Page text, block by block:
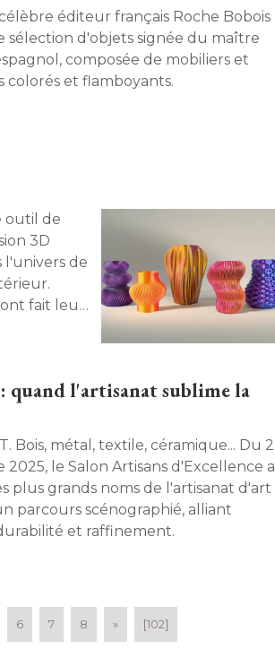
sélection d'objets signée du maître
composée de mobiliers et
colorés et flamboyants.
3D
de
fait leur
quand l'artisanat sublime la
2
2025, le Salon Artisans d'Excellence a
plus grands noms de l'artisanat d'art
parcours scénographié, alliant
et raffinement.
6 7 8 » [102]